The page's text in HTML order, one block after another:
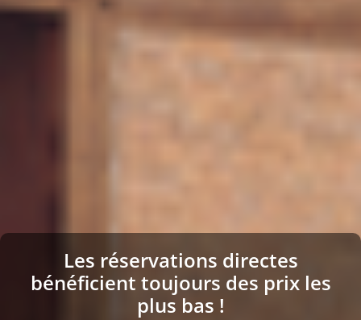
Les réservations directes
bénéficient toujours des prix les
plus bas !